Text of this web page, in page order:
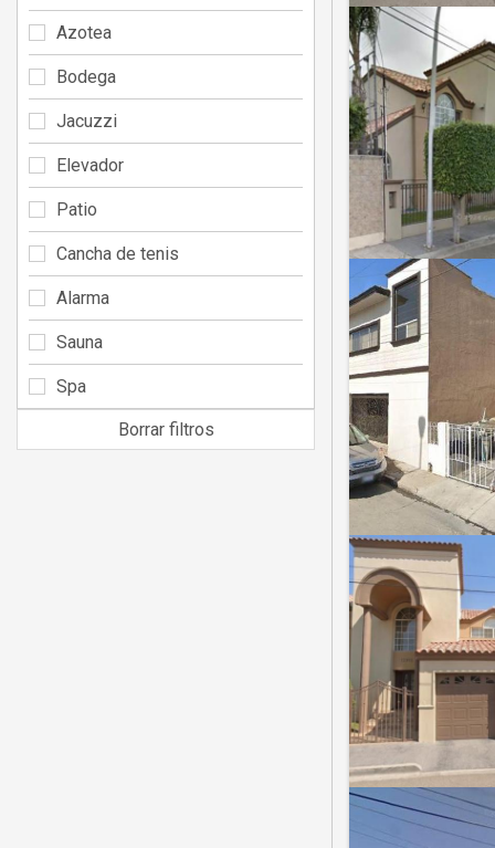
Azotea
Bodega
Jacuzzi
Elevador
Patio
Cancha de tenis
Alarma
Sauna
Spa
Borrar filtros